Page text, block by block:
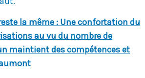
la même : Une confortation du
au vu du nombre de
maintient des compétences et